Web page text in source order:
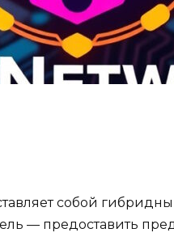
собой
— предоставить